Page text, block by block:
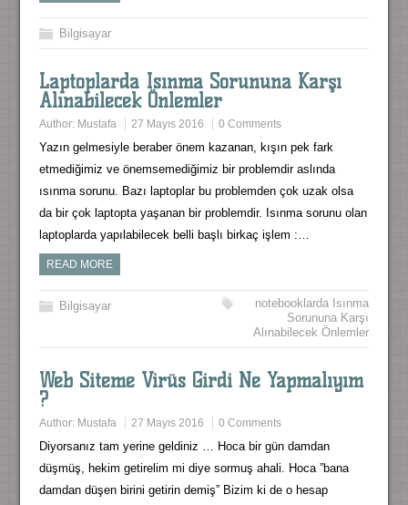
Bilgisayar
Laptoplarda Isınma Sorununa Karşı
Alınabilecek Önlemler
Author: Mustafa 27 Mayıs 2016 0 Comments
Yazın gelmesiyle beraber önem kazanan, kışın pek fark
etmediğimiz ve önemsemediğimiz bir problemdir aslında
ısınma sorunu. Bazı laptoplar bu problemden çok uzak olsa
da bir çok laptopta yaşanan bir problemdir. Isınma sorunu olan
laptoplarda yapılabilecek belli başlı birkaç işlem :…
READ MORE
Bilgisayar
notebooklarda Isınma
Sorununa Karşı
Alınabilecek Önlemler
Web Siteme Virüs Girdi Ne Yapmalıyım
?
Author: Mustafa 27 Mayıs 2016 0 Comments
Diyorsanız tam yerine geldiniz … Hoca bir gün damdan
düşmüş, hekim getirelim mi diye sormuş ahali. Hoca ”bana
damdan düşen birini getirin demiş” Bizim ki de o hesap